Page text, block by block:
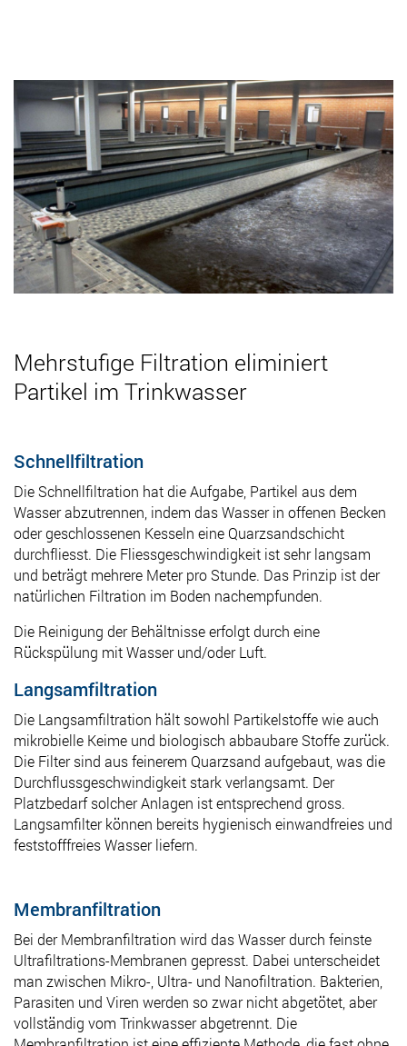
Mehrstufige Filtration eliminiert
Partikel im Trinkwasser
Schnellfiltration
Die Schnellfiltration hat die Aufgabe, Partikel aus dem
Wasser abzutrennen, indem das Wasser in offenen Becken
oder geschlossenen Kesseln eine Quarzsandschicht
durchfliesst. Die Fliessgeschwindigkeit ist sehr langsam
und beträgt mehrere Meter pro Stunde. Das Prinzip ist der
natürlichen Filtration im Boden nachempfunden.
Die Reinigung der Behältnisse erfolgt durch eine
Rückspülung mit Wasser und/oder Luft.
Langsamfiltration
Die Langsamfiltration hält sowohl Partikelstoffe wie auch
mikrobielle Keime und biologisch abbaubare Stoffe zurück.
Die Filter sind aus feinerem Quarzsand aufgebaut, was die
Durchflussgeschwindigkeit stark verlangsamt. Der
Platzbedarf solcher Anlagen ist entsprechend gross.
Langsamfilter können bereits hygienisch einwandfreies und
feststofffreies Wasser liefern.
Membranfiltration
Bei der Membranfiltration wird das Wasser durch feinste
Ultrafiltrations-Membranen gepresst. Dabei unterscheidet
man zwischen Mikro-, Ultra- und Nanofiltration. Bakterien,
Parasiten und Viren werden so zwar nicht abgetötet, aber
vollständig vom Trinkwasser abgetrennt. Die